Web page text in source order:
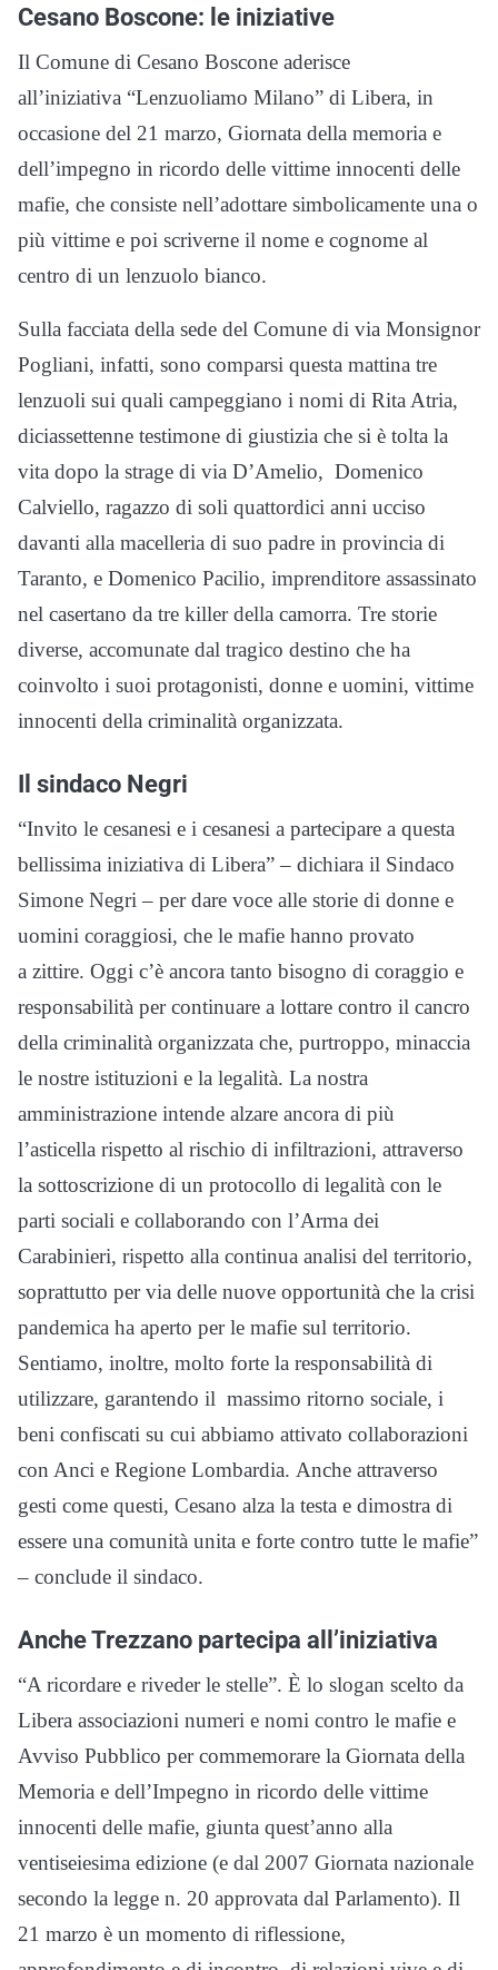
Cesano Boscone: le iniziative
Il Comune di Cesano Boscone aderisce
all’iniziativa “Lenzuoliamo Milano” di Libera, in
occasione del 21 marzo, Giornata della memoria e
dell’impegno in ricordo delle vittime innocenti delle
mafie, che consiste nell’adottare simbolicamente una o
più vittime e poi scriverne il nome e cognome al
centro di un lenzuolo bianco.
Sulla facciata della sede del Comune di via Monsignor
Pogliani, infatti, sono comparsi questa mattina tre
lenzuoli sui quali campeggiano i nomi di Rita Atria,
diciassettenne testimone di giustizia che si è tolta la
vita dopo la strage di via D’Amelio, Domenico
Calviello, ragazzo di soli quattordici anni ucciso
davanti alla macelleria di suo padre in provincia di
Taranto, e Domenico Pacilio, imprenditore assassinato
nel casertano da tre killer della camorra. Tre storie
diverse, accomunate dal tragico destino che ha
coinvolto i suoi protagonisti, donne e uomini, vittime
innocenti della criminalità organizzata.
Il sindaco Negri
“Invito le cesanesi e i cesanesi a partecipare a questa
bellissima iniziativa di Libera” – dichiara il Sindaco
Simone Negri – per dare voce alle storie di donne e
uomini coraggiosi, che le mafie hanno provato
a zittire. Oggi c’è ancora tanto bisogno di coraggio e
responsabilità per continuare a lottare contro il cancro
della criminalità organizzata che, purtroppo, minaccia
le nostre istituzioni e la legalità. La nostra
amministrazione intende alzare ancora di più
l’asticella rispetto al rischio di infiltrazioni, attraverso
la sottoscrizione di un protocollo di legalità con le
parti sociali e collaborando con l’Arma dei
Carabinieri, rispetto alla continua analisi del territorio,
soprattutto per via delle nuove opportunità che la crisi
pandemica ha aperto per le mafie sul territorio.
Sentiamo, inoltre, molto forte la responsabilità di
utilizzare, garantendo il massimo ritorno sociale, i
beni confiscati su cui abbiamo attivato collaborazioni
con Anci e Regione Lombardia. Anche attraverso
gesti come questi, Cesano alza la testa e dimostra di
essere una comunità unita e forte contro tutte le mafie”
– conclude il sindaco.
Anche Trezzano partecipa all’iniziativa
“A ricordare e riveder le stelle”. È lo slogan scelto da
Libera associazioni numeri e nomi contro le mafie e
Avviso Pubblico per commemorare la Giornata della
Memoria e dell’Impegno in ricordo delle vittime
innocenti delle mafie, giunta quest’anno alla
ventiseiesima edizione (e dal 2007 Giornata nazionale
secondo la legge n. 20 approvata dal Parlamento). Il
21 marzo è un momento di riflessione,